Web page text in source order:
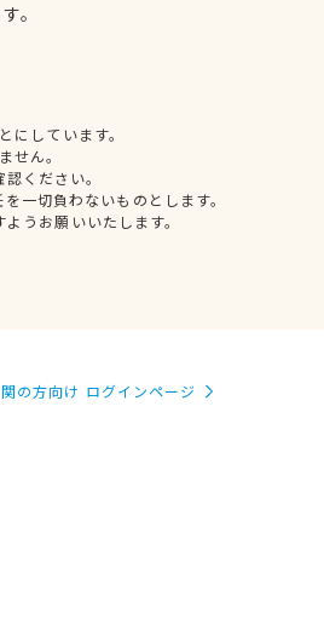
。
しています。
せん。
ください。
一切負わないものとします。
うお願いいたします。
の方向け ログインページ